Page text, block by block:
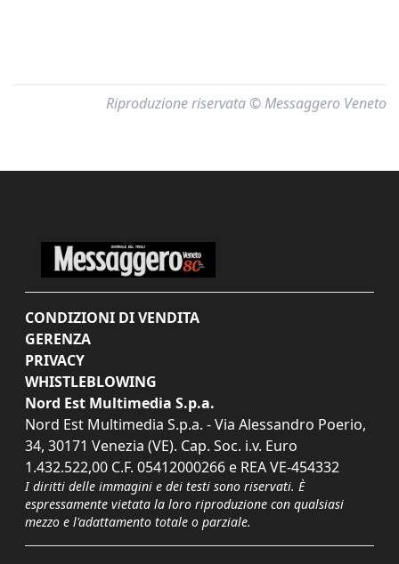
Riproduzione riservata © Messaggero Veneto
CONDIZIONI DI VENDITA
GERENZA
PRIVACY
WHISTLEBLOWING
Nord Est Multimedia S.p.a.
Nord Est Multimedia S.p.a. - Via Alessandro Poerio,
34, 30171 Venezia (VE). Cap. Soc. i.v. Euro
1.432.522,00 C.F. 05412000266 e REA VE-454332
I diritti delle immagini e dei testi sono riservati. È
espressamente vietata la loro riproduzione con qualsiasi
mezzo e l'adattamento totale o parziale.